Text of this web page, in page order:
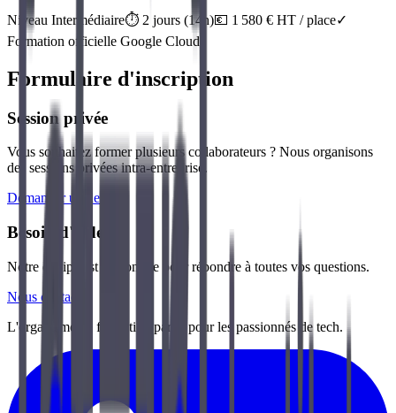
Niveau Intermédiaire⏱️ 2 jours (14 h)💶 1 580 € HT / place✓
Formation officielle Google Cloud
Formulaire d'inscription
Session privée
Vous souhaitez former plusieurs collaborateurs ? Nous organisons
des sessions privées intra-entreprise.
Demander un devis
Besoin d'aide ?
Notre équipe est disponible pour répondre à toutes vos questions.
Nous contacter
L'organisme de formation par et pour les passionnés de tech.